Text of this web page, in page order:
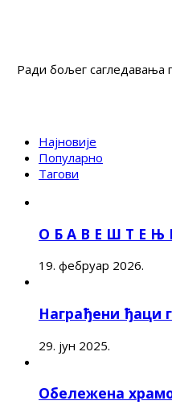
Ради бољег сагледавања
Најновије
Популарно
Тагови
О Б А В Е Ш Т Е Њ
19. фебруар 2026.
Награђени ђаци
29. јун 2025.
Обележена